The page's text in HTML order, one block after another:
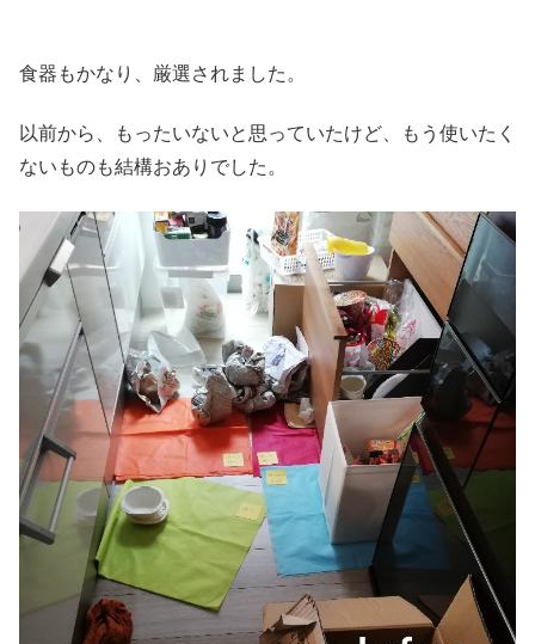
食器もかなり、厳選されました。
以前から、もったいないと思っていたけど、もう使いたく
ないものも結構おありでした。